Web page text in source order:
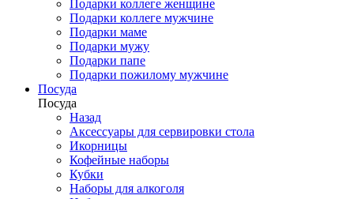
Подарки коллеге женщине
Подарки коллеге мужчине
Подарки маме
Подарки мужу
Подарки папе
Подарки пожилому мужчине
Посуда
Посуда
Назад
Аксессуары для сервировки стола
Икорницы
Кофейные наборы
Кубки
Наборы для алкоголя